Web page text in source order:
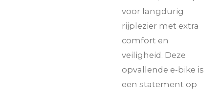
voor langdurig
rijplezier met extra
comfort en
veiligheid. Deze
opvallende e-bike is
een statement op